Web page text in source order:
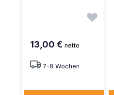
13,00 € netto
7-8 Wochen